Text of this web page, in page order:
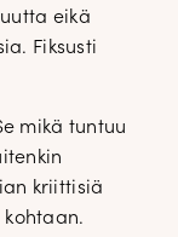
eikä
Fiksusti
mikä tuntuu
kriittisiä